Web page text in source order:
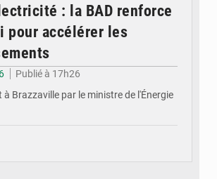
: la BAD renforce
pour accélérer les
Publié à 17h26
à Brazzaville par le ministre de l'Énergie